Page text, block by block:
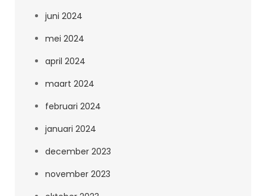
juni 2024
mei 2024
april 2024
maart 2024
februari 2024
januari 2024
december 2023
november 2023